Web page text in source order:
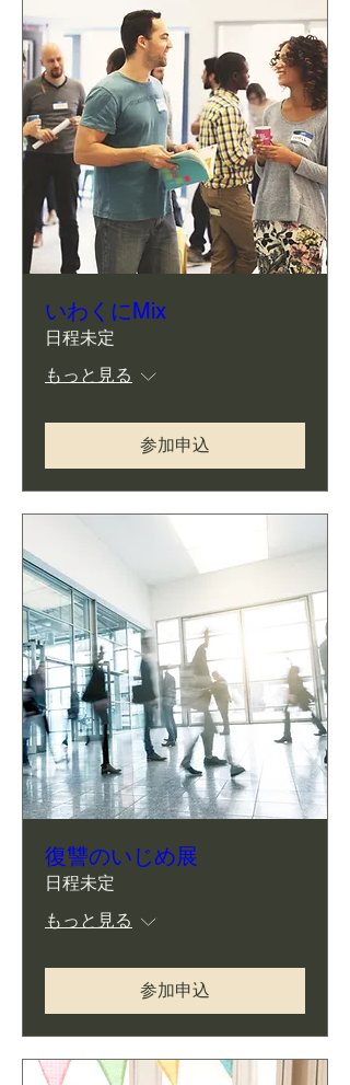
いわくにMix
日程未定
もっと見る
参加申込
復讐のいじめ展
日程未定
もっと見る
参加申込